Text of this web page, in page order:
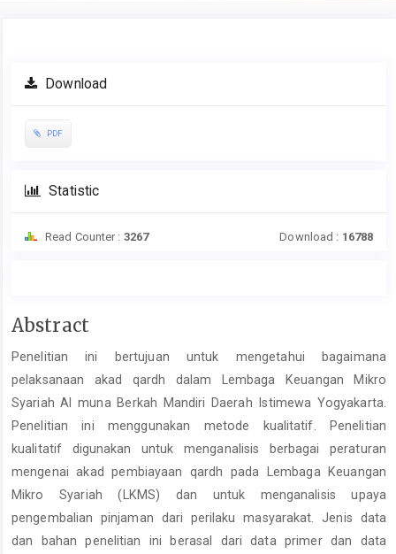
Article
Sidebar
Download
PDF
Statistic
Read Counter : 3267 Download : 16788
Main
Content
Abstract
Penelitian ini bertujuan untuk mengetahui bagaimana
pelaksanaan akad qardh dalam Lembaga Keuangan Mikro
Syariah Al muna Berkah Mandiri Daerah Istimewa Yogyakarta.
Penelitian ini menggunakan metode kualitatif. Penelitian
kualitatif digunakan untuk menganalisis berbagai peraturan
mengenai akad pembiayaan qardh pada Lembaga Keuangan
Mikro Syariah (LKMS) dan untuk menganalisis upaya
pengembalian pinjaman dari perilaku masyarakat. Jenis data
dan bahan penelitian ini berasal dari data primer dan data